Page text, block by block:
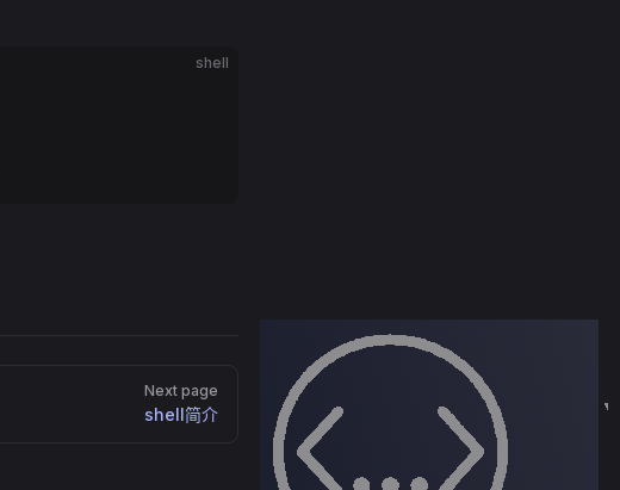
shell
Next page
shell简介